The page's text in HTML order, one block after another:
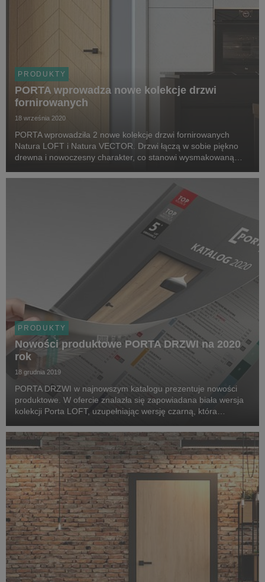
PRODUKTY
PORTA wprowadza nowe kolekcje drzwi
fornirowanych
18 września 2020
PORTA wprowadziła 2 nowe kolekcje drzwi fornirowanych
Natura LOFT i Natura VECTOR. Drzwi łączą w sobie piękno
drewna i nowoczesny charakter, co stanowi wysmakowaną
PRODUKTY
Nowości produktowe PORTA DRZWI na 2020
rok
18 grudnia 2019
PORTA DRZWI w najnowszym katalogu prezentuje nowości
produktowe. W ofercie znalazła się zapowiadana biała wersja
kolekcji Porta LOFT, uzupełniając wersję czarną, która
VECTOR z modelem w pięknym wzorze jodły f...